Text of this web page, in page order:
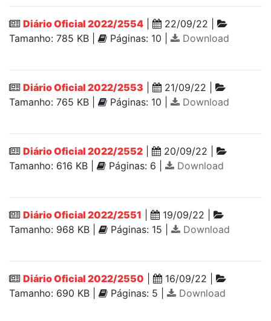
Diário Oficial 2022/2554
22/09/22 |
Tamanho: 785 KB |
Páginas: 10 | Download
Diário Oficial 2022/2553
21/09/22 |
Tamanho: 765 KB |
Páginas: 10 | Download
Diário Oficial 2022/2552
20/09/22 |
Tamanho: 616 KB |
Páginas: 6 | Download
Diário Oficial 2022/2551
19/09/22 |
Tamanho: 968 KB |
Páginas: 15 | Download
Diário Oficial 2022/2550
16/09/22 |
Tamanho: 690 KB |
Páginas: 5 | Download